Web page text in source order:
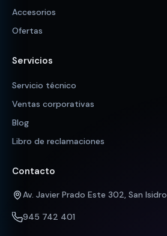
Accesorios
Ofertas
Servicios
Servicio técnico
Ventas corporativas
Blog
Libro de reclamaciones
Contacto
Av. Javier Prado Este 302, San Isidro
945 742 401